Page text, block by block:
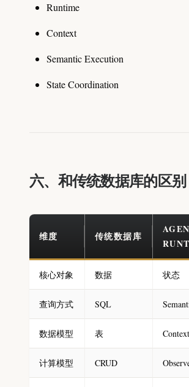
Runtime
Context
Semantic Execution
State Coordination
六、和传统数据库的区别
维度 传统数据库
核心对象 数据 状态
查询方式 SQL
数据模型 表
计算模型 CRUD